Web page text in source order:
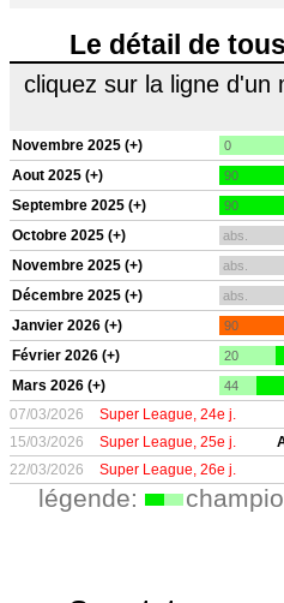
Le détail de
cliquez sur la ligne d'un
Novembre 2025 (+) 0
Aout 2025 (+) 90
Septembre 2025 (+) 90
Octobre 2025 (+) abs.
Novembre 2025 (+) abs.
Décembre 2025 (+) abs.
Janvier 2026 (+) 90
Février 2026 (+) 20
Mars 2026 (+) 44
07/03/2026 Super League, 24e j.
15/03/2026
Super League, 25e j.
22/03/2026
Super League, 26e j.
légende: